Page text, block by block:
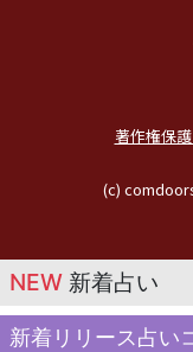
著作権保
(c)
NEW 新着占い
新着リリース占い